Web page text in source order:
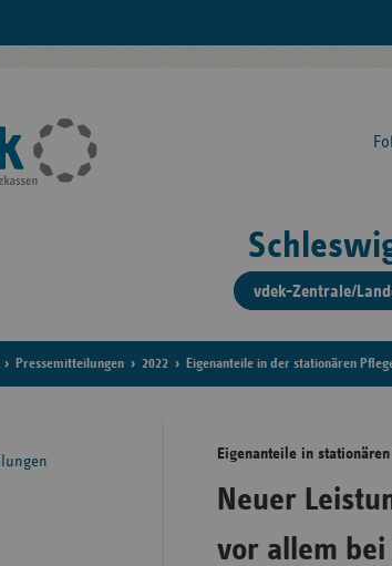
vdek-Zentrale/
Pressemitteilungen 2022 Eigenanteile in der stationären
Eigenanteile in
Neuer
vor allem